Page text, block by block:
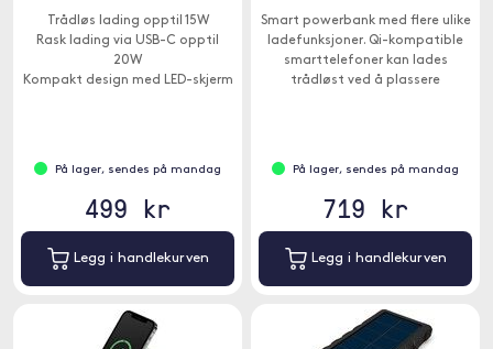
Trådløs lading opptil 15W
Rask lading via USB-C opptil
20W
Kompakt design med LED-skjerm
På lager, sendes på mandag
499 kr
Legg i handlekurven
Smart powerbank med flere ulike
ladefunksjoner. Qi-kompatible
smarttelefoner kan lades
trådløst ved å plassere
også festes til den magnetiske
ladeputen.
På lager, sendes på mandag
719 kr
Legg i handlekurven